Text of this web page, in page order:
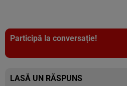
Participă la conversație!
LASĂ UN RĂSPUNS